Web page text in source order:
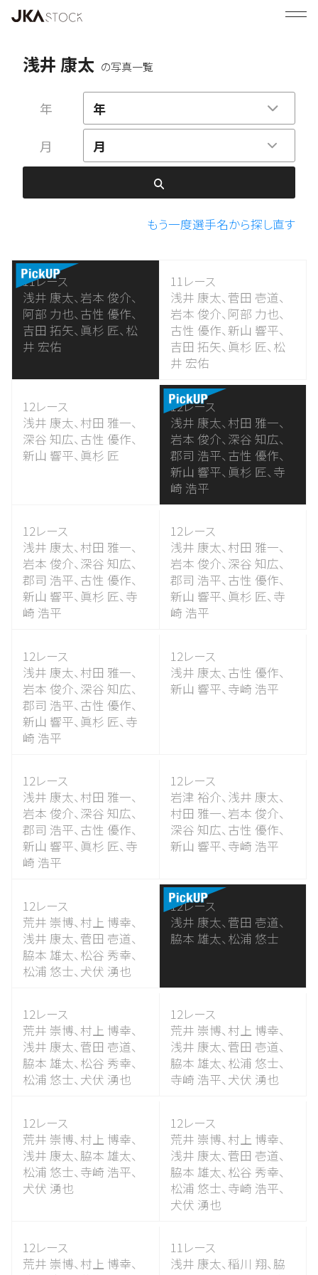
浅井 康太 の写真一覧
年 年
月 月
もう一度選手名から探し直す
11レース
浅井 康太、 岩本 俊介、
阿部 力也、 古性 優作、
吉田 拓矢、 眞杉 匠、 松
井 宏佑
11レース
浅井 康太、 菅田 壱道、
岩本 俊介、 阿部 力也、
古性 優作、新山 響平、
吉田 拓矢、 眞杉 匠、 松
井 宏佑
12レース
浅井 康太、 村田 雅一、
深谷 知広、 古性 優作、
新山 響平、 眞杉 匠
12レース
浅井 康太、 村田 雅一、
岩本 俊介、 深谷 知広、
郡司 浩平、 古性 優作、
新山 響平、 眞杉 匠、 寺
崎 浩平
12レース
浅井 康太、 村田 雅一、
岩本 俊介、 深谷 知広、
郡司 浩平、 古性 優作、
新山 響平、 眞杉 匠、 寺
崎 浩平
12レース
浅井 康太、 村田 雅一、
岩本 俊介、 深谷 知広、
郡司 浩平、 古性 優作、
新山 響平、 眞杉 匠、 寺
崎 浩平
12レース
浅井 康太、 村田 雅一、
岩本 俊介、 深谷 知広、
郡司 浩平、 古性 優作、
新山 響平、 眞杉 匠、 寺
崎 浩平
12レース
浅井 康太、 古性 優作、
新山 響平、 寺崎 浩平
12レース
浅井 康太、 村田 雅一、
岩本 俊介、 深谷 知広、
郡司 浩平、 古性 優作、
新山 響平、 眞杉 匠、 寺
崎 浩平
12レース
岩津 裕介、 浅井 康太、
村田 雅一、 岩本 俊介、
深谷 知広、 古性 優作、
新山 響平、 寺崎 浩平
12レース
荒井 崇博、 村上 博幸、
浅井 康太、 菅田 壱道、
脇本 雄太、 松谷 秀幸、
松浦 悠士、 犬伏 湧也
12レース
浅井 康太、 菅田 壱道、
脇本 雄太、 松浦 悠士
12レース
荒井 崇博、 村上 博幸、
浅井 康太、 菅田 壱道、
脇本 雄太、 松谷 秀幸、
松浦 悠士、 犬伏 湧也
12レース
荒井 崇博、 村上 博幸、
浅井 康太、 菅田 壱道、
脇本 雄太、 松浦 悠士、
寺崎 浩平、 犬伏 湧也
12レース
荒井 崇博、 村上 博幸、
浅井 康太、 脇本 雄太、
松浦 悠士、 寺崎 浩平、
犬伏 湧也
12レース
荒井 崇博、 村上 博幸、
浅井 康太、 菅田 壱道、
脇本 雄太、 松谷 秀幸、
松浦 悠士、 寺崎 浩平、
犬伏 湧也
12レース
荒井 崇博、 村上 博幸、
11レース
浅井 康太、稲川 翔、 脇